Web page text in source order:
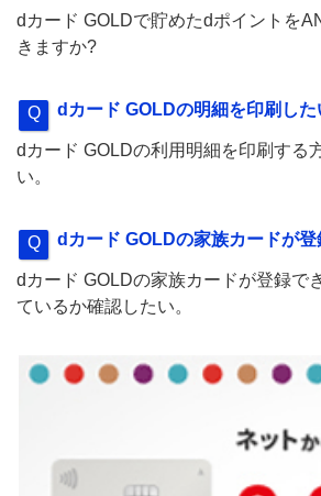
dカード GOLDで貯めたdポイントを
きますか?
dカード GOLDの明細を印刷した
dカード GOLDの利用明細を印刷する
い。
dカード GOLDの家族カードが登
dカード GOLDの家族カードが登録で
ているか確認したい。